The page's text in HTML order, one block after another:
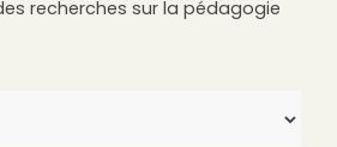
recherches sur la pédagogie